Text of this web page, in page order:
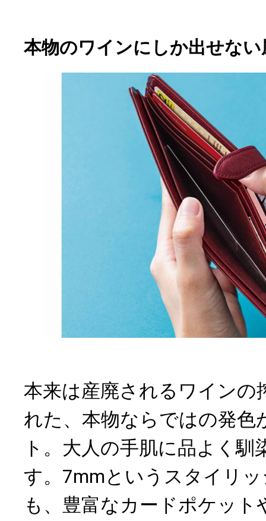
本物のワインにしか出せない
本来は産廃されるワインの
れた、本物ならではの発色
ト。大人の手肌に品よく馴
す。7mmというスタイリ
も、豊富なカードポケット